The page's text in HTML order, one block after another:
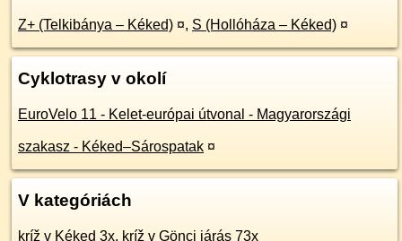
Z+ (Telkibánya – Kéked) ¤, S (Hollóháza – Kéked) ¤
Cyklotrasy v okolí
EuroVelo 11 - Kelet-európai útvonal - Magyarországi
szakasz - Kéked–Sárospatak ¤
V kategóriách
kríž v Kéked 3x, kríž v Gönci járás 73x